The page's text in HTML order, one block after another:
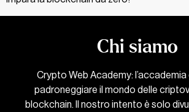
Chi siamo
Crypto Web Academy:
padroneggiare il mondo delle
blockchain. Il nostro intento è solo